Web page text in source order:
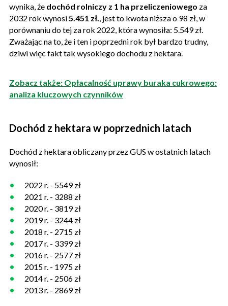
wynika, że dochód rolniczy z 1 ha przeliczeniowego za
2032 rok wynosi 5.451 zł. , jest to kwota niższa o 98 zł, w
porównaniu do tej za rok 2022, która wynosiła: 5.549 zł.
Zważając na to, że i ten i poprzedni rok był bardzo trudny,
dziwi więc fakt tak wysokiego dochodu z hektara.
Zobacz także: Opłacalność uprawy buraka cukrowego:
analiza kluczowych czynników
Dochód z hektara w poprzednich latach
Dochód z hektara obliczany przez GUS w ostatnich latach
wynosił:
2022 r. - 5549 zł
2021 r. - 3288 zł
2020 r. - 3819 zł
2019 r. - 3244 zł
2018 r. - 2715 zł
2017 r. - 3399 zł
2016 r. - 2577 zł
2015 r. - 1975 zł
2014 r. - 2506 zł
2013 r. - 2869 zł